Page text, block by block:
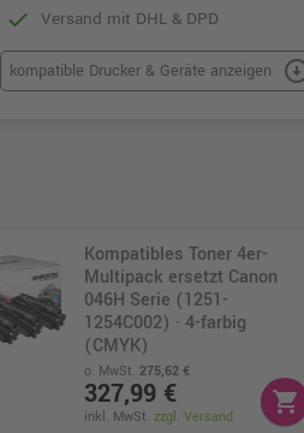
Versand mit DHL & DPD
kompatible Drucker & Geräte anzeigen
Kompatibles Toner 4er-
Multipack ersetzt Canon
046H Serie (1251-
1254C002) · 4-farbig
(CMYK)
o. MwSt. 275,62 €
327,99 €
inkl. MwSt. zzgl. Versand
shopping_cart